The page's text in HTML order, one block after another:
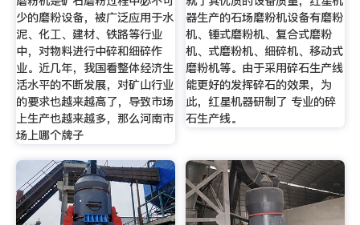
少的磨粉设备，被广泛应用于水
泥、化工、建材、铁路等行业
中，对物料进行中碎和细碎作
业。近几年，我国看整体经济生
活水平的不断发展，对矿山行业
的要求也越来越高了，导致市场
上生产也越来越多，那么河南市
场上哪个牌子
器生产的石场磨粉机设备有磨粉
机、锤式磨粉机、复合式磨粉
机、式磨粉机、细碎机、移动式
磨粉机等。由于采用碎石生产线
能更好的发挥碎石的效果，为
此，红星机器研制了 专业的碎
石生产线。